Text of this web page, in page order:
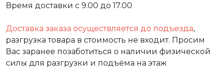
Время доставки с 9.00 до 17.00
Доставка заказа осуществляется до подъезда,
разгрузка товара в стоимость не входит. Просим
Вас заранее позаботиться о наличии физической
силы для разгрузки и подъёма на этаж